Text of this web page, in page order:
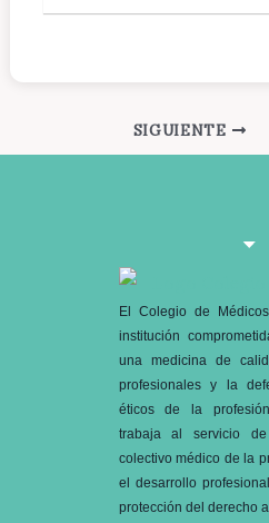
SIGUIENTE
El Colegio de
institución
una medicina de
profesionales y la
éticos de la
trabaja al servicio
colectivo médico de la
el desarrollo
protección del derecho a